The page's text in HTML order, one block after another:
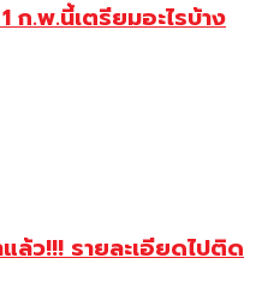
ก.พ.นี้เตรียมอะไรบ้าง
ล้ว!!! รายละเอียดไปติด